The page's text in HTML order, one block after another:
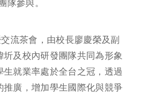
參與。
流茶會，由校長廖慶榮及副
及校內研發團隊共同為形象
就業率處於全台之冠，透過
廣，增加學生國際化與競爭